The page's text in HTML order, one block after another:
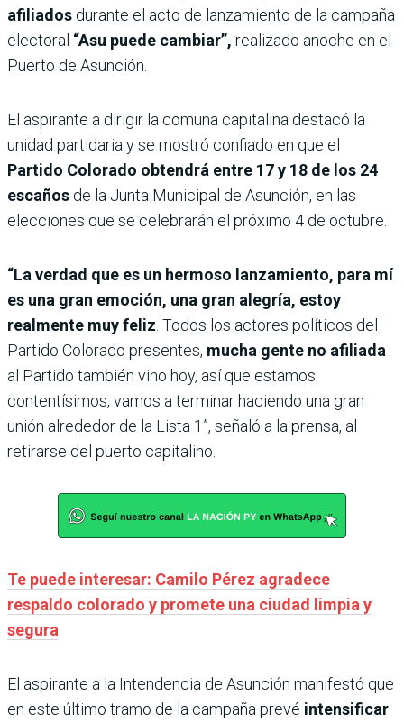
afiliados durante el acto de lanzamiento de la campaña
electoral “Asu puede cambiar”, realizado anoche en el
Puerto de Asunción.
El aspirante a dirigir la comuna capitalina destacó la
unidad partidaria y se mostró confiado en que el
Partido Colorado obtendrá entre 17 y 18 de los 24
escaños de la Junta Municipal de Asunción, en las
elecciones que se celebrarán el próximo 4 de octubre.
“La verdad que es un hermoso lanzamiento, para mí
es una gran emoción, una gran alegría, estoy
realmente muy feliz . Todos los actores políticos del
Partido Colorado presentes, mucha gente no afiliada
al Partido también vino hoy, así que estamos
contentísimos, vamos a terminar haciendo una gran
unión alrededor de la Lista 1”, señaló a la prensa, al
retirarse del puerto capitalino.
Te puede interesar: Camilo Pérez agradece
respaldo colorado y promete una ciudad limpia y
segura
El aspirante a la Intendencia de Asunción manifestó que
en este último tramo de la campaña prevé intensificar